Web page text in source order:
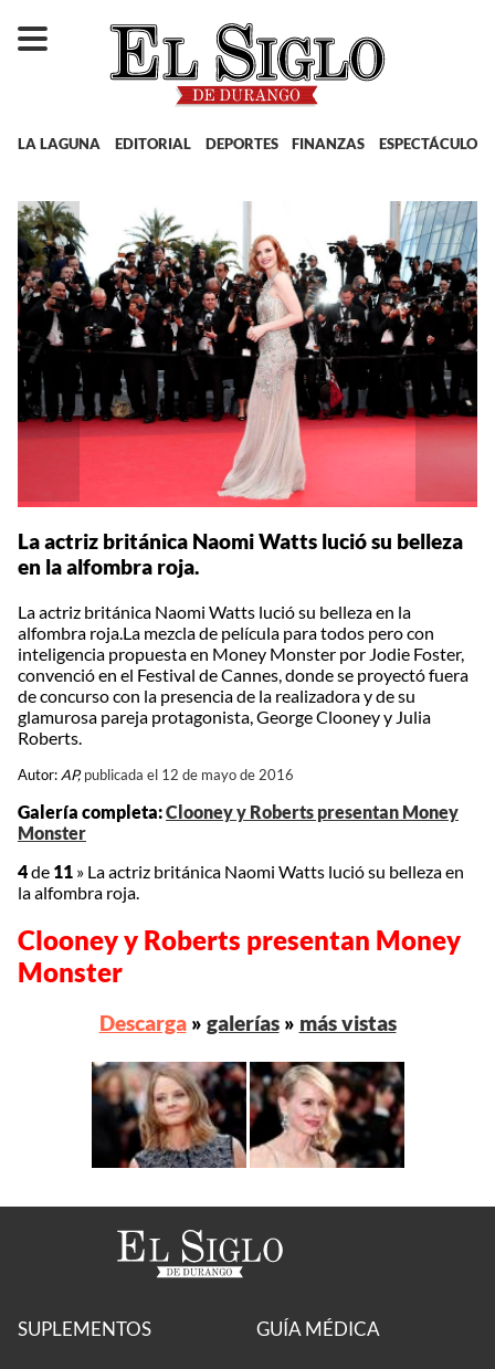
LA LAGUNA EDITORIAL DEPORTES FINANZAS ESPECTÁCULOS
La actriz británica Naomi Watts lució su belleza
en la alfombra roja.
La actriz británica Naomi Watts lució su belleza en la
alfombra roja.La mezcla de película para todos pero con
inteligencia propuesta en Money Monster por Jodie Foster,
convenció en el Festival de Cannes, donde se proyectó fuera
de concurso con la presencia de la realizadora y de su
glamurosa pareja protagonista, George Clooney y Julia
Roberts.
Autor: AP, publicada el 12 de mayo de 2016
Galería completa:Clooney y Roberts presentan Money
Monster
4de 11 » La actriz británica Naomi Watts lució su belleza en
la alfombra roja.
Clooney y Roberts presentan Money
Monster
Descarga» galerías» más vistas
SUPLEMENTOS GUÍA MÉDICA